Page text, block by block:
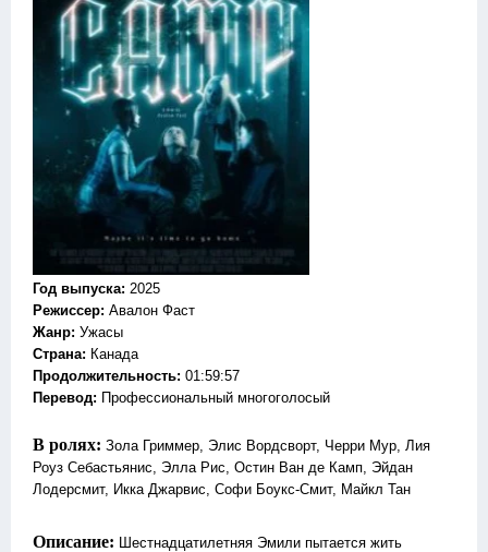
Год выпуска: 2025
Режиссер: Авалон Фаст
Жанр: Ужасы
Страна: Канада
Продолжительность: 01:59:57
Перевод: Профессиональный многоголосый
В ролях: Зола Гриммер, Элис Вордсворт, Черри Мур, Лия
Роуз Себастьянис, Элла Рис, Остин Ван де Камп, Эйдан
Лодерсмит, Икка Джарвис, Софи Боукс-Смит, Майкл Тан
Описание: Шестнадцатилетняя Эмили пытается жить